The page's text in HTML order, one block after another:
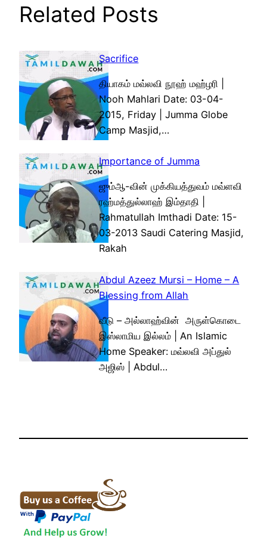
Related Posts
Sacrifice
தியாகம் மவ்லவி நூஹ் மஹ்ழரி |
Nooh Mahlari Date: 03-04-
2015, Friday | Jumma Globe
Camp Masjid,…
Importance of Jumma
ஜும்ஆ-வின் முக்கியத்துவம் மவ்ளவி
ரஹ்மத்துல்லாஹ் இம்தாதி |
Rahmatullah Imthadi Date: 15-
03-2013 Saudi Catering Masjid,
Rakah
Abdul Azeez Mursi – Home – A
Blessing from Allah
வீடு – அல்லாஹ்வின் அருள்கொடை
இஸ்லாமிய இல்லம் | An Islamic
Home Speaker: மவ்லவி அப்துல்
அஜிஸ் | Abdul…